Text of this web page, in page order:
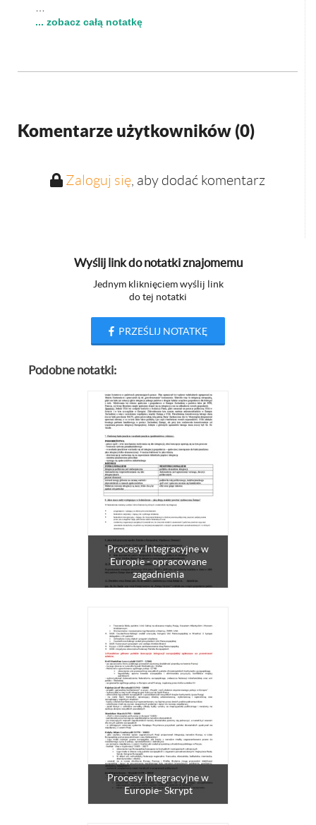
... zobacz całą notatkę
Komentarze użytkowników (0)
Zaloguj się, aby dodać komentarz
Wyślij link do notatki znajomemu
Jednym kliknięciem wyślij link
do tej notatki
PRZEŚLIJ NOTATKĘ
Podobne notatki:
Procesy Integracyjne w
Europie - opracowane
zagadnienia
Procesy Integracyjne w
Europie- Skrypt